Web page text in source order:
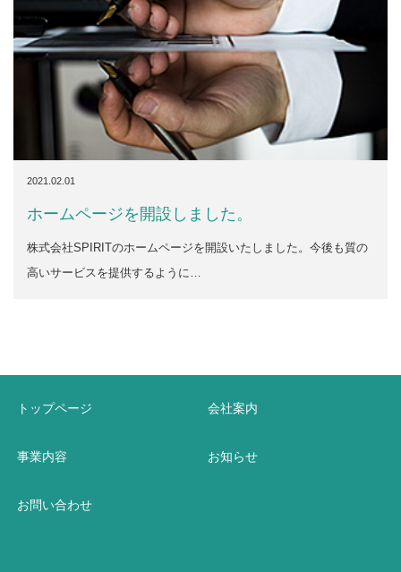
2021.02.01
ホームページを開設しました。
株式会社SPIRITのホームページを開設いたしました。今後も質の
高いサービスを提供するように…
トップページ 会社案内
事業内容 お知らせ
お問い合わせ